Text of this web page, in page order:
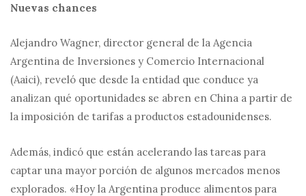
Nuevas chances
Alejandro Wagner, director general de la Agencia
Argentina de Inversiones y Comercio Internacional
(Aaici), reveló que desde la entidad que conduce ya
analizan qué oportunidades se abren en China a partir de
la imposición de tarifas a productos estadounidenses.
Además, indicó que están acelerando las tareas para
captar una mayor porción de algunos mercados menos
explorados. «Hoy la Argentina produce alimentos para